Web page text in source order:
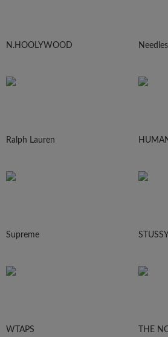
N.HOOLYWOOD Needles
Ralph Lauren
Supreme STUSSY
WTAPS THE